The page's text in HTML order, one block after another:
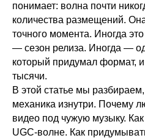
понимает: волна почти
количества размещений.
точного момента. Иногда
— сезон релиза. Иногда —
который придумал формат,
тысячи.
В этой статье мы разбираем,
механика изнутри. Почему
видео под чужую музыку. Как
UGC-волне. Как